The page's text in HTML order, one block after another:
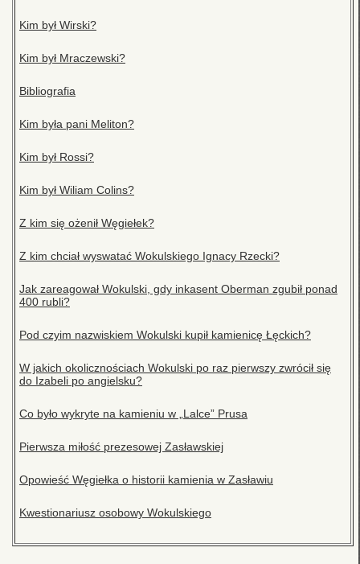
Kim był Wirski?
Kim był Mraczewski?
Bibliografia
Kim była pani Meliton?
Kim był Rossi?
Kim był Wiliam Colins?
Z kim się ożenił Węgiełek?
Z kim chciał wyswatać Wokulskiego Ignacy Rzecki?
Jak zareagował Wokulski, gdy inkasent Oberman zgubił ponad
400 rubli?
Pod czyim nazwiskiem Wokulski kupił kamienicę Łęckich?
W jakich okolicznościach Wokulski po raz pierwszy zwrócił się
do Izabeli po angielsku?
Co było wykryte na kamieniu w „Lalce” Prusa
Pierwsza miłość prezesowej Zasławskiej
Opowieść Węgiełka o historii kamienia w Zasławiu
Kwestionariusz osobowy Wokulskiego